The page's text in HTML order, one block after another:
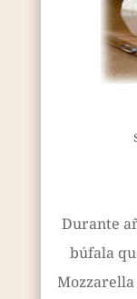
Durante
búfala